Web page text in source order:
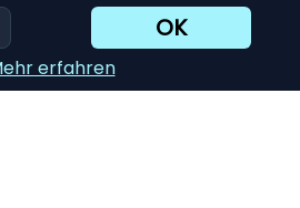
OK
erfahren
Sie auf energieeffiziente
zwar zunächst teurer sein, aber auf